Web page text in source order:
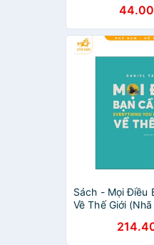
Sách - Mọi Điều
Về Thế Giới